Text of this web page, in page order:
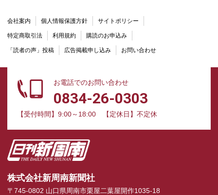
会社案内 個人情報保護方針 サイトポリシー
特定商取引法 利用規約 購読のお申込み
「読者の声」投稿 広告掲載申し込み お問い合わせ
お電話でのお問い合わせ
0834-26-0303
【受付時間】9:00～18:00 【定休日】不定休
株式会社新周南新聞社
〒745-0802 山口県周南市栗屋二葉屋開作1035-18